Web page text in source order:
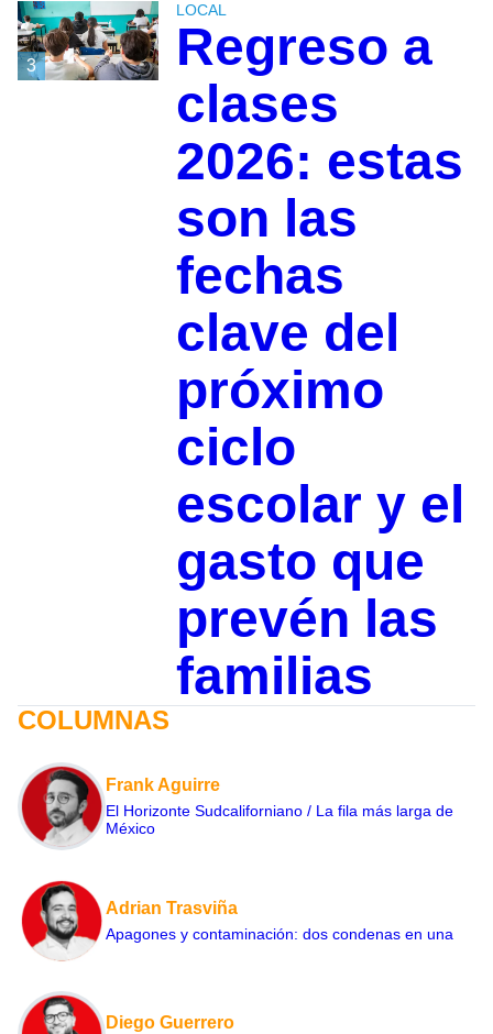
3
LOCAL
Regreso a
clases
2026: estas
son las
fechas
clave del
próximo
ciclo
escolar y el
gasto que
prevén las
familias
COLUMNAS
Frank Aguirre
El Horizonte Sudcaliforniano / La fila más larga de
México
Adrian Trasviña
Apagones y contaminación: dos condenas en una
Diego Guerrero